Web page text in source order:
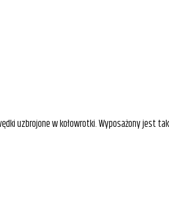
uzbrojone w kołowrotki. Wyposażony jest